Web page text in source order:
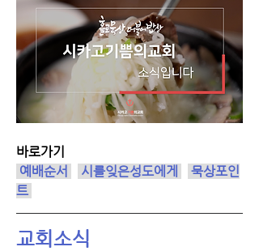
바로가기
예배순서
시를잊은성도에게
묵상포인
트
교회소식